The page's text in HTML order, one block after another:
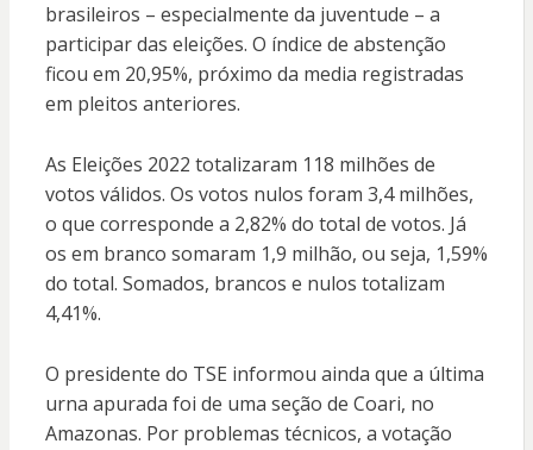
brasileiros – especialmente da juventude – a
participar das eleições. O índice de abstenção
ficou em 20,95%, próximo da media registradas
em pleitos anteriores.
As Eleições 2022 totalizaram 118 milhões de
votos válidos. Os votos nulos foram 3,4 milhões,
o que corresponde a 2,82% do total de votos. Já
os em branco somaram 1,9 milhão, ou seja, 1,59%
do total. Somados, brancos e nulos totalizam
4,41%.
O presidente do TSE informou ainda que a última
urna apurada foi de uma seção de Coari, no
Amazonas. Por problemas técnicos, a votação